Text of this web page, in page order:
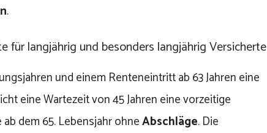
.
für langjährig und besonders langjährig Versicherte
und einem Renteneintritt ab 63 Jahren eine
eine Wartezeit von 45 Jahren eine vorzeitige
dem 65. Lebensjahr ohneAbschläge. Die